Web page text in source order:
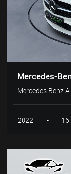
Mercedes-
Mercedes-Benz
2022 -